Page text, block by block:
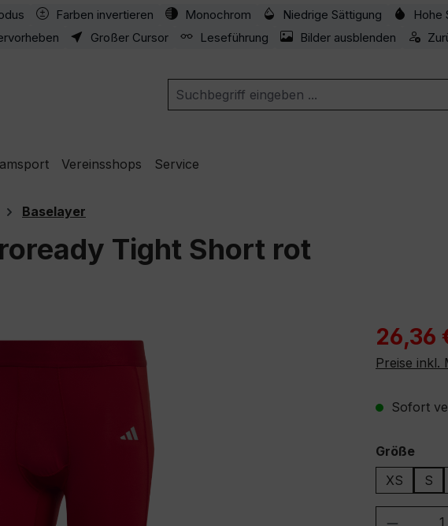
Farben invertieren Monochrom Niedrige Sättigung Hohe
Großer Cursor Leseführung Bilder ausblenden
Vereinsshops Service
Baselayer
Tight Short rot
26,36
Preise inkl.
Sofort
Größe
XS
S